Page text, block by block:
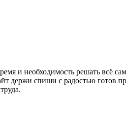
и необходимость решать всё
держи спиши с радостью готов